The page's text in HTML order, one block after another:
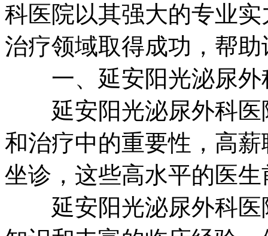
科医院以其强大的专业
治疗领域取得成功，帮
一、延安阳光泌尿外
延安阳光泌尿外科医
和治疗中的重要性，高
坐诊，这些高水平的医
延安阳光泌尿外科医